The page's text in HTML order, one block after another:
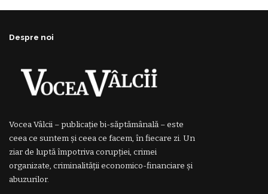
Despre noi
Vocea Vâlcii – publicație bi-săptămânală – este
ceea ce suntem și ceea ce facem, în fiecare zi. Un
ziar de luptă împotriva corupției, crimei
organizate, criminalității economico-financiare și
abuzurilor.